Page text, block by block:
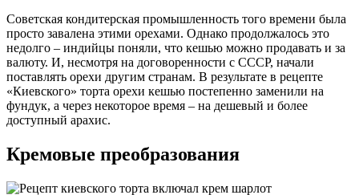
Советская кондитерская промышленность того времени была
просто завалена этими орехами. Однако продолжалось это
недолго – индийцы поняли, что кешью можно продавать и за
валюту. И, несмотря на договоренности с СССР, начали
поставлять орехи другим странам. В результате в рецепте
«Киевского» торта орехи кешью постепенно заменили на
фундук, а через некоторое время – на дешевый и более
доступный арахис.
Кремовые преобразования